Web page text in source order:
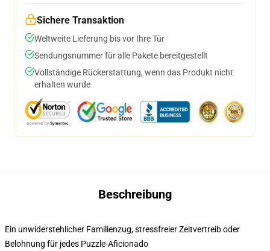
Sichere Transaktion
Weltweite Lieferung bis vor Ihre Tür
Sendungsnummer für alle Pakete bereitgestellt
Vollständige Rückerstattung, wenn das Produkt nicht
erhalten wurde
Beschreibung
Ein unwiderstehlicher Familienzug, stressfreier Zeitvertreib oder
Belohnung für jedes Puzzle-Aficionado